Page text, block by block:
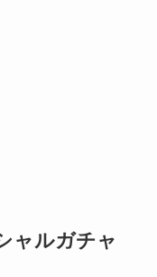
ャルガチャ